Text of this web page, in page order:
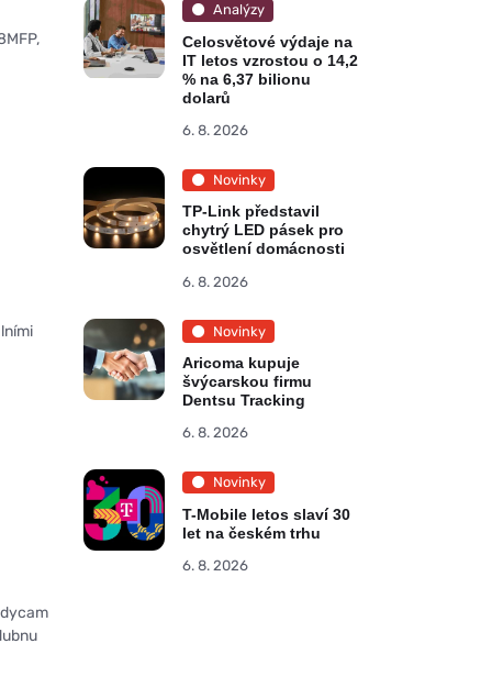
Analýzy
Celosvětové výdaje na
IT letos vzrostou o 14,2
% na 6,37 bilionu
dolarů
6. 8. 2026
Novinky
TP-Link představil
chytrý LED pásek pro
osvětlení domácnosti
6. 8. 2026
Novinky
Aricoma kupuje
švýcarskou firmu
Dentsu Tracking
6. 8. 2026
Novinky
T-Mobile letos slaví 30
let na českém trhu
6. 8. 2026